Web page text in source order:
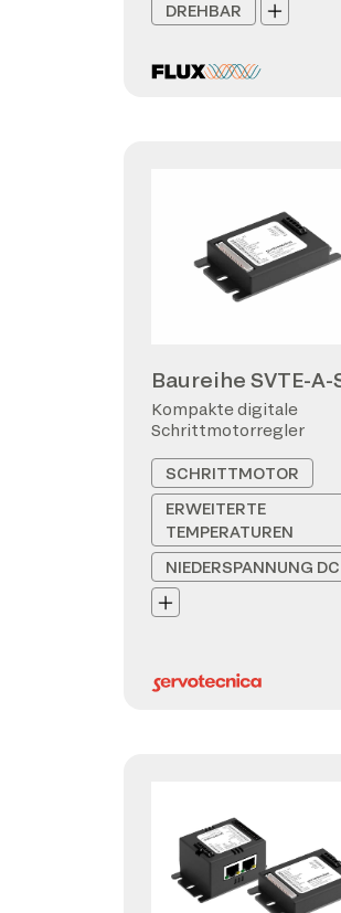
DREHBAR
Baureihe SVTE-A-
Kompakte digitale
Schrittmotorregler
SCHRITTMOTOR
ERWEITERTE
TEMPERATUREN
NIEDERSPANNUNG DC